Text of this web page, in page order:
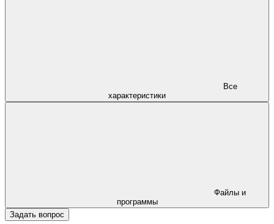
характеристики
программы
Задать вопрос